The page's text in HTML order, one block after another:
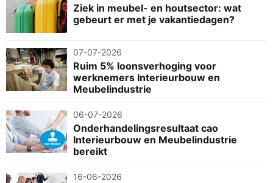
Ziek in meubel- en houtsector: wat
gebeurt er met je vakantiedagen?
07-07-2026
Ruim 5% loonsverhoging voor
werknemers Interieurbouw en
Meubelindustrie
06-07-2026
Onderhandelingsresultaat cao
Interieurbouw en Meubelindustrie
bereikt
16-06-2026